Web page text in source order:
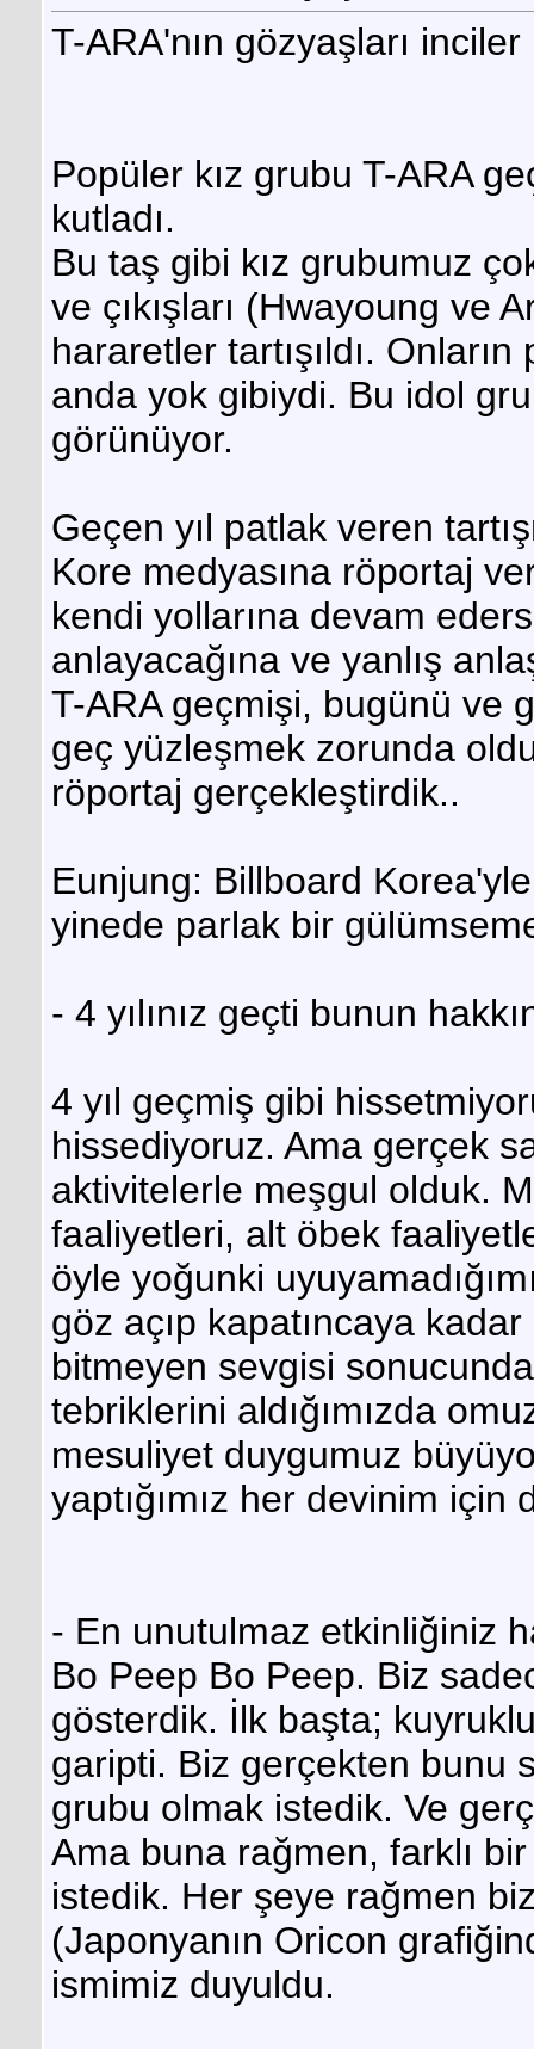
T-ARA'nın gözyaşları
Popüler kız grubu T-ARA
kutladı.
Bu taş gibi kız grubumuz
ve çıkışları (Hwayoung ve
hararetler tartışıldı.
anda yok gibiydi. Bu idol
görünüyor.
Geçen yıl patlak veren
Kore medyasına röportaj
kendi yollarına devam
anlayacağına ve yanlış
T-ARA geçmişi, bugünü ve
geç yüzleşmek zorunda
röportaj gerçekleştirdik..
Eunjung: Billboard Korea'yle
yinede parlak bir
- 4 yılınız geçti bunun
4 yıl geçmiş gibi
hissediyoruz. Ama gerçek
aktivitelerle meşgul olduk.
faaliyetleri, alt öbek
öyle yoğunki
göz açıp kapatıncaya
bitmeyen sevgisi sonucunda
tebriklerini aldığımızda
mesuliyet duygumuz
yaptığımız her devinim için
- En unutulmaz etkinliğiniz
Bo Peep Bo Peep. Biz
gösterdik. İlk başta;
garipti. Biz gerçekten bunu
grubu olmak istedik. Ve
Ama buna rağmen, farklı
istedik. Her şeye rağmen
(Japonyanın Oricon
ismimiz duyuldu.